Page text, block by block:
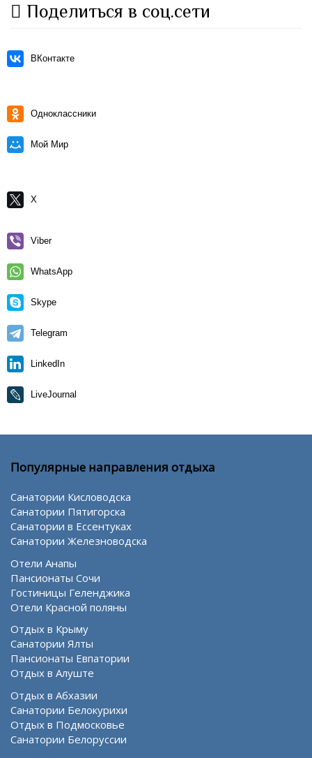
Поделиться в соц.сети
ВКонтакте
Одноклассники
Мой Мир
X
Viber
WhatsApp
Skype
Telegram
LinkedIn
LiveJournal
Популярные направления отдыха
Санатории Кисловодска
Санатории Пятигорска
Санатории в Ессентуках
Санатории Железноводска
Отели Анапы
Пансионаты Сочи
Гостиницы Геленджика
Отели Красной поляны
Отдых в Крыму
Санатории Ялты
Пансионаты Евпатории
Отдых в Алуште
Отдых в Абхазии
Санатории Белокурихи
Отдых в Подмосковье
Санатории Белоруссии